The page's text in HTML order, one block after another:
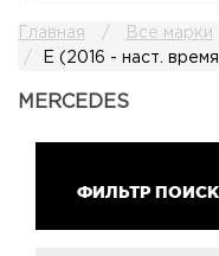
Главная Все марки
E (2016 - наст.
MERCEDES
ФИЛЬТР